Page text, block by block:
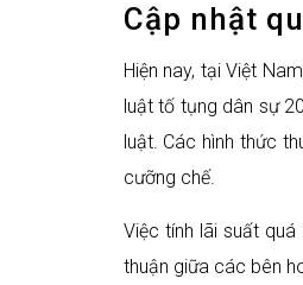
Cập nhật
Hiện nay, tại Việt
luật tố tụng dân sự
luật. Các hình thức
cưỡng chế.
Việc tính lãi suất
thuận giữa các bên